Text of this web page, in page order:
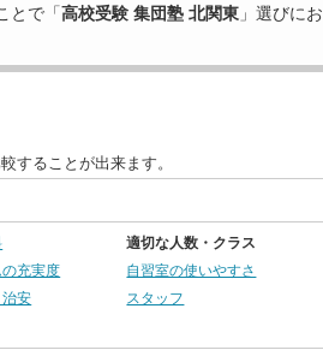
とで「高校受験 集団塾 北関東 」選びにお
することが出来ます。
適切な人数・クラス
充実度
自習室の使いやすさ
安
スタッフ